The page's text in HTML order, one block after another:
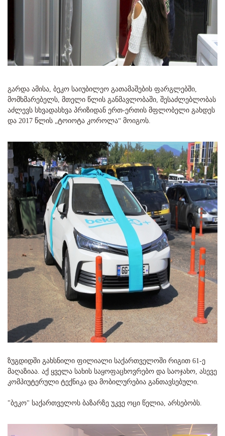
გარდა ამისა, ბეკო საიუბილეო გათამაშების ფარგლებში,
მომხმარებელს, მთელი წლის განმავლობაში, შესაძლებლობას
აძლევს სხვადასხვა პრიზიდან ერთ-ერთის მფლობელი გახდეს
და 2017 წლის „ტოიოტა კოროლა“ მოიგოს.
ზუგდიდში გახსნილი ფილიალი საქართველოში რიგით 61-ე
მაღაზიაა. აქ ყველა სახის საყოფაცხოვრებო და საოჯახო, ასევე
კომპიუტერული ტექნიკა და მობილურებია განთავსებული.
"ბეკო" საქართველოს ბაზარზე უკვე ოცი წელია, არსებობს.